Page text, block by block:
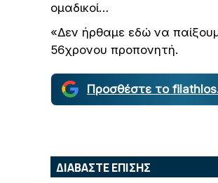
ομαδικοί…
«Δεν ήρθαμε εδώ να
56χρονου προπονητή.
Προσθέστε το
ΔΙΑΒΑΣΤΕ ΕΠΙΣΗΣ